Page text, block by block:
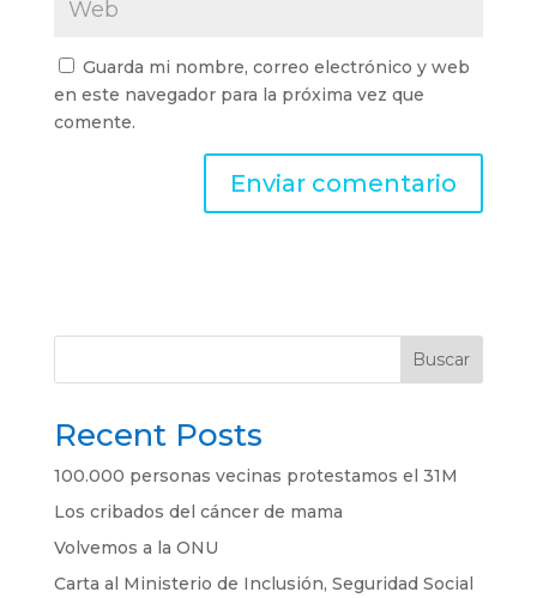
Guarda mi nombre, correo electrónico y web
en este navegador para la próxima vez que
comente.
Buscar
Recent Posts
100.000 personas vecinas protestamos el 31M
Los cribados del cáncer de mama
Volvemos a la ONU
Carta al Ministerio de Inclusión, Seguridad Social